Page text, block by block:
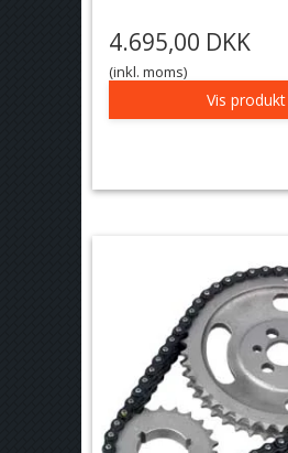
4.695,00 DKK
(inkl. moms)
Vis produkt